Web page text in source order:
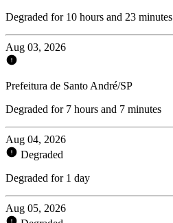
Degraded for 10 hours and 23 minutes
Aug 03, 2026
Prefeitura de Santo André/SP
Degraded for 7 hours and 7 minutes
Aug 04, 2026
Degraded
Degraded for 1 day
Aug 05, 2026